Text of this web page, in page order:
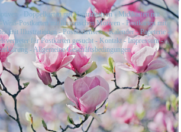
- Doppelkarten mit Naturmotiven- Midikarten mit
Weiß-Postkarten mit historischen Motiven- Postkarten mit
mit Illustrationen-Postkartensets-Kalender-Papeterie -
für Postkarten gesucht - Kontakt-Impressum-
- Allgemeine Geschäftsbedingungen